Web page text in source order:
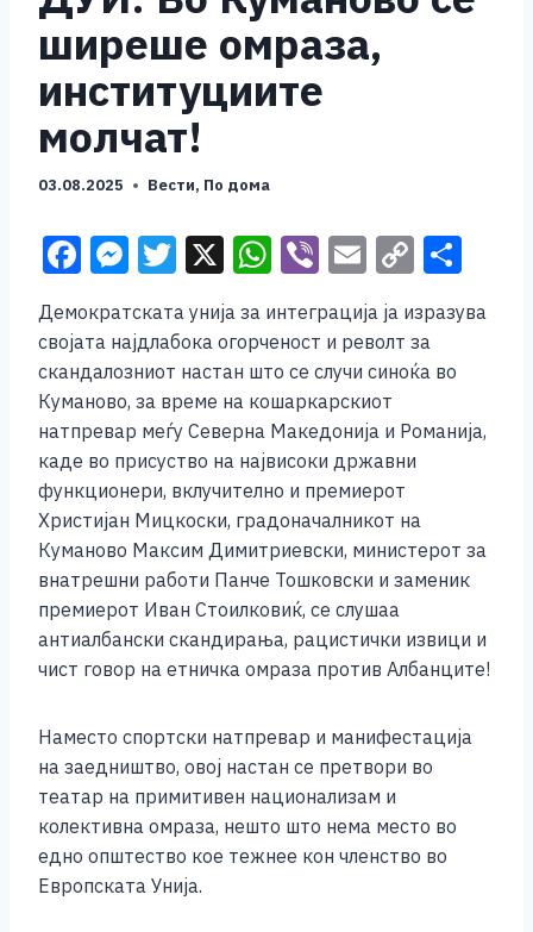
ширеше омраза,
институциите
молчат!
03.08.2025 Вести, По дома
F
c
e
b
o
o
k
M
ss
e
n
g
er
T
tt
er
X W
at
s
A
p
p
Vi
er
E
m
ai
l
C
p
y
n
k
ar
Демократската унија за интеграција ja изразува
својата најдлабока огорченост и револт за
скандалозниот настан што се случи синоќа во
Куманово, за време на кошаркарскиот
натпревар меѓу Северна Македонија и Романија,
каде во присуство на највисоки државни
функционери, вклучително и премиерот
Христијан Мицкоски, градоначалникот на
Куманово Максим Димитриевски, министерот за
внатрешни работи Панче Тошковски и заменик
премиерот Иван Стоилковиќ, се слушаа
антиалбански скандирања, рацистички извици и
чист говор на етничка омраза против Албанците!
Наместо спортски натпревар и манифестација
на заедништво, овој настан се претвори во
театар на примитивен национализам и
колективна омраза, нешто што нема место во
едно општество кое тежнее кон членство во
Европската Унија.